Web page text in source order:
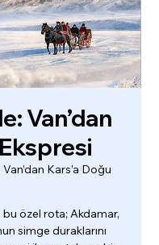
Van’dan
Kars’a Doğu
bu özel rota; Akdamar,
simge duraklarını